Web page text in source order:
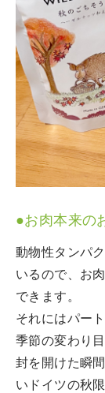
●お肉本来の
動物性タンパ
いるので、お
できます。
それにはパー
季節の変わり
封を開けた瞬
いドイツの秋